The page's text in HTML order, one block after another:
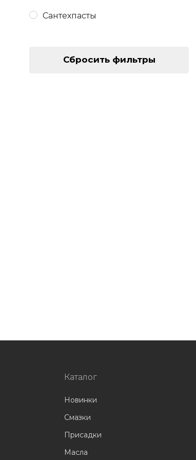
Сантехпасты
Сбросить фильтры
Каталог
Новинки
Смазки
Присадки
Масла